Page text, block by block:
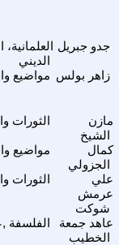
الديني
جدو جبريل
مواضيع زاهر بولس
الثورات
مازن
الشيخ
مواضيع
كمال
الجزولي
الثورات
علي
عرمش
شوكت
الفلسفة
عاهد جمعة
الخطيب